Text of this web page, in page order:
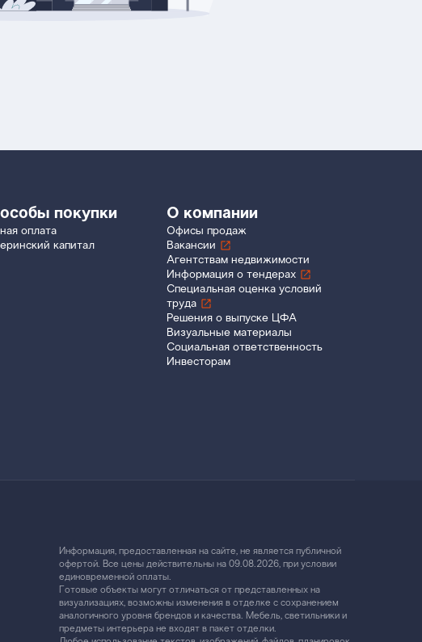
покупки
оплата
капитал
О компании
Офисы продаж
Вакансии
Агентствам недвижимости
Информация о тендерах
Специальная оценка условий
труда
Решения о выпуске ЦФА
Визуальные материалы
Социальная ответственность
Инвесторам
Информация, предоставленная на сайте, не является публичной
офертой. Все цены действительны на 09.08.2026, при условии
единовременной оплаты.
Готовые объекты могут отличаться от представленных на
визуализациях, возможны изменения в отделке с сохранением
аналогичного уровня брендов и качества. Мебель, светильники и
предметы интерьера не входят в пакет отделки.